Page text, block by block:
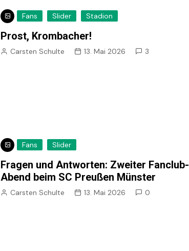
Fans Slider Stadion
Prost, Krombacher!
Carsten Schulte 13. Mai 2026 3
Fans Slider
Fragen und Antworten: Zweiter Fanclub-
Abend beim SC Preußen Münster
Carsten Schulte 13. Mai 2026 0